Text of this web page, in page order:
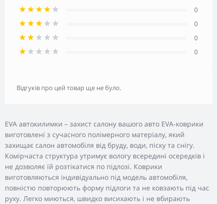
EVA автокилимки – захист салону вашого авто EVA-коврики
виготовлені з сучасного полімерного матеріалу, який
захищає салон автомобіля від бруду, води, піску та снігу.
Комірчаста структура утримує вологу всередині осередків і
не дозволяє їй розтікатися по підлозі. Коврики
виготовляються індивідуально під модель автомобіля,
повністю повторюють форму підлоги та не ковзають під час
руху. Легко миються, швидко висихають і не вбирають
0
0
0
0
Відгуків про цей товар ще не було.